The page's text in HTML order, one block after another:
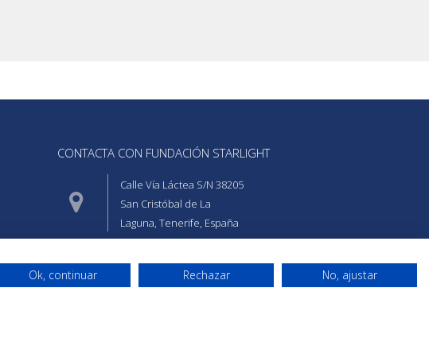
Calle Vía Láctea S/N 38205
San Cristóbal de La
Laguna, Tenerife, España
+34 922 31 51 40
Ok, continuar Rechazar No, ajustar